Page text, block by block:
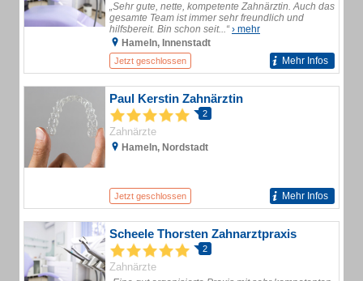
„Sehr gute, nette, kompetente Zahnärztin. Auch das
gesamte Team ist immer sehr freundlich und
hilfsbereit. Bin schon seit...“› mehr
Hameln, Innenstadt
Jetzt geschlossen Mehr Infos
Paul Kerstin Zahnärztin
2
Zahnärzte
Hameln, Nordstadt
Jetzt geschlossen Mehr Infos
Scheele Thorsten Zahnarztpraxis
2
Zahnärzte